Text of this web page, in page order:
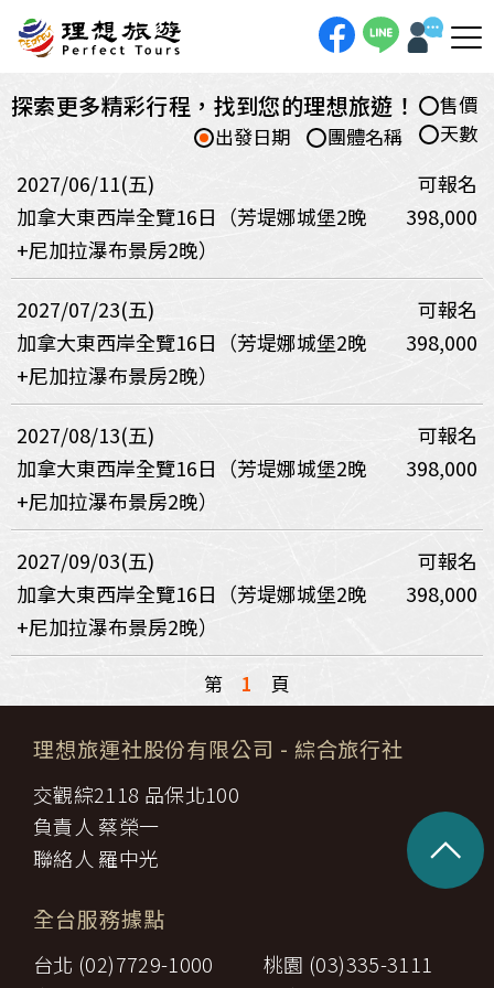
探索更多精彩行程，找到您的理想旅遊！
售價
天數
團體名稱
出發日期
2027/06/11(五)
可報名
加拿大東西岸全覽16日（芳堤娜城堡2晚
+尼加拉瀑布景房2晚）
398,000
2027/07/23(五)
可報名
加拿大東西岸全覽16日（芳堤娜城堡2晚
+尼加拉瀑布景房2晚）
398,000
2027/08/13(五)
可報名
加拿大東西岸全覽16日（芳堤娜城堡2晚
+尼加拉瀑布景房2晚）
398,000
2027/09/03(五)
可報名
加拿大東西岸全覽16日（芳堤娜城堡2晚
+尼加拉瀑布景房2晚）
398,000
第 1 頁
理想旅運社股份有限公司 - 綜合旅行社
交觀綜2118 品保北100
負責人 蔡榮一
聯絡人 羅中光
全台服務據點
台北 (02)7729-1000
桃園 (03)335-3111
^